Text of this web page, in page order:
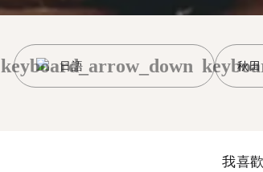
日語
keyboard_arrow_down 秋田
我喜